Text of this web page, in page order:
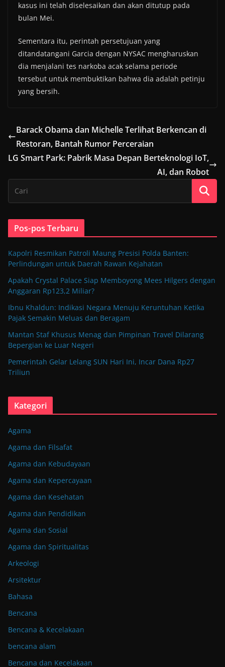
kasus ini telah diselesaikan dan akan ditutup pada
bulan Mei.
Sementara itu, perintah persetujuan yang
ditandatangani Garcia dengan NYSAC mengharuskan
dia menjalani tes narkoba acak selama periode
tersebut untuk membuktikan bahwa dia adalah petinju
yang bersih.
Barack Obama dan Michelle Terlihat Berkencan di
Restoran, Bantah Rumor Perceraian
LG Smart Park: Pabrik Masa Depan Berteknologi IoT,
AI, dan Robot
Pos-pos Terbaru
Kapolri Resmikan Patroli Maung Presisi Polda Banten:
Perlindungan untuk Daerah Rawan Kejahatan
Apakah Crystal Palace Siap Memboyong Mees Hilgers dengan
Anggaran Rp123,2 Miliar?
Ibnu Khaldun: Indikasi Negara Menuju Keruntuhan Ketika
Pajak Semakin Meluas dan Beragam
Mantan Staf Khusus Menag dan Pimpinan Travel Dilarang
Bepergian ke Luar Negeri
Pemerintah Gelar Lelang SUN Hari Ini, Incar Dana Rp27
Triliun
Kategori
Agama
Agama dan Filsafat
Agama dan Kebudayaan
Agama dan Kepercayaan
Agama dan Kesehatan
Agama dan Pendidikan
Agama dan Sosial
Agama dan Spiritualitas
Arkeologi
Arsitektur
Bahasa
Bencana
Bencana & Kecelakaan
bencana alam
Bencana dan Kecelakaan